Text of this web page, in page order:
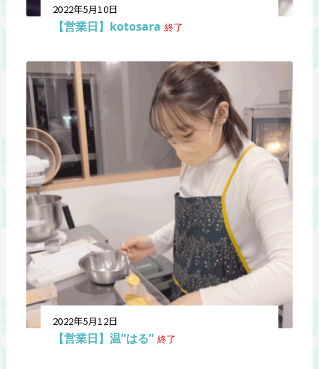
2022年5月10日
【営業日】kotosara 終了
2022年5月12日
【営業日】温”はる” 終了